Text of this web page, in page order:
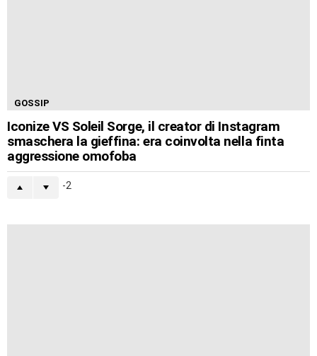
GOSSIP
Iconize VS Soleil Sorge, il creator di Instagram
smaschera la gieffina: era coinvolta nella finta
aggressione omofoba
-2